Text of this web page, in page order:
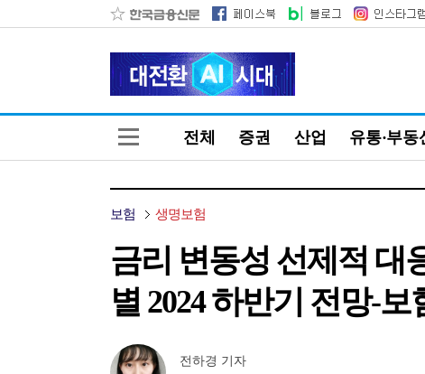
전체 증권 산업 유통·부동
보험 생명보험
금리 변동성 선제적 대
별 2024 하반기 전망-보
전하경 기자